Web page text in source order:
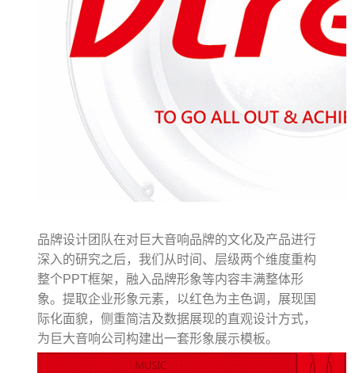
品牌设计团队在对巨大音响品牌的文化及产品进行
深入的研究之后，我们从时间、层级两个维度重构
整个PPT框架，融入品牌形象等内容丰满整体形
象。提取企业形象元素，以红色为主色调，展现国
际化面貌，侧重简洁及数据展现的直观设计方式，
为巨大音响公司构建出一套形象展示模板。